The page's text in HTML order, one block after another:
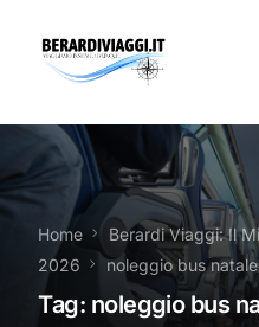
Home
Berardi Viaggi: Il
2026
noleggio bus natale
Tag: noleggio bus
Chi